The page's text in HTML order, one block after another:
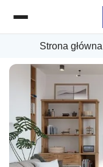
Strona główna